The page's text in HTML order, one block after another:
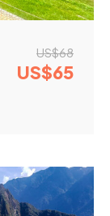
US$68
US$65